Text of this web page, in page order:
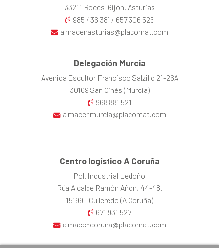
33211 Roces-Gijón, Asturias
985 436 381 / 657 306 525
almacenasturias@placomat.com
Delegación Murcia
Avenida Escultor Francisco Salzillo 21-26A
30169 San Ginés (Murcia)
968 881 521
almacenmurcia@placomat.com
Centro logístico A Coruña
Pol. Industrial Ledoño
Rúa Alcalde Ramón Añón, 44-48.
15199 - Culleredo (A Coruña)
671 931 527
almacencoruna@placomat.com